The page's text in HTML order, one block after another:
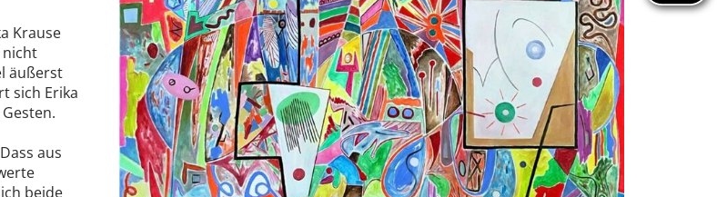
Krause
nicht
äußerst
sich Erika
aus
beide